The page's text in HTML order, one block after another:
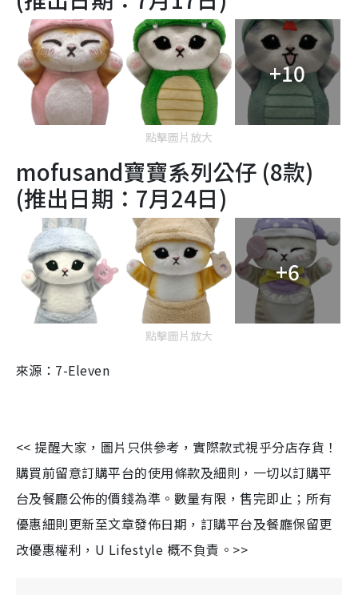
+10
點擊圖片放大
mofusand寶寶系列公仔 (8款)
(推出日期：7月24日)
+6
點擊圖片放大
來源：7-Eleven
<< 提醒大家，圖片只供參考，實際款式視乎分店存貨！
購買前留意訂購平台的使用條款及細則，一切以訂購平
台及餐廳公佈的價錢為準。數量有限，售完即止；所有
優惠細則更新至文章發佈日期，訂購平台及餐廳保留更
改優惠權利，U Lifestyle 概不負責。>>